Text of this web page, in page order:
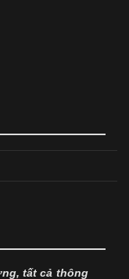
tất cả thông